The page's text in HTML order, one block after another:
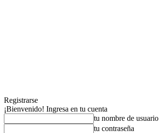
Registrarse
¡Bienvenido! Ingresa en tu cuenta
tu nombre de usuario
tu contraseña